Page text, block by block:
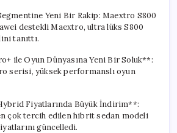
Yeni Bir Rakip: Maextro S800
destekli Maextro, ultra lüks S800
tanıttı.
ile Oyun Dünyasına Yeni Bir Soluk**:
serisi, yüksek performanslı oyun
Fiyatlarında Büyük İndirim**:
çok tercih edilen hibrit sedan modeli
güncelledi.